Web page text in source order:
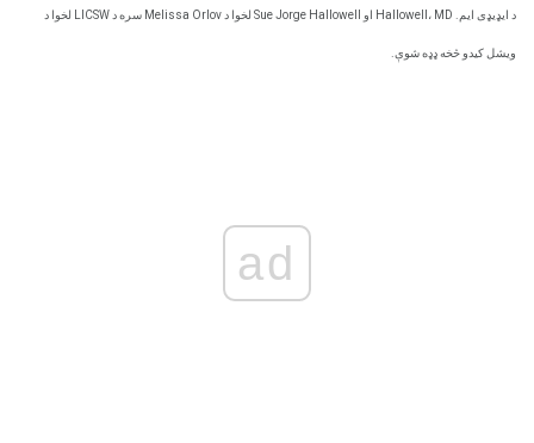
د ایډیډی ایم. Hallowell، MD او Sue Jorge Hallowell لخوا د Melissa Orlov سره د LICSW لخوا د
ویشل کیدو څخه ډډه شوې.
ad